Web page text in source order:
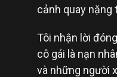
cảnh quay nặng
Tôi nhận lời
cô gái là nạn
và những người